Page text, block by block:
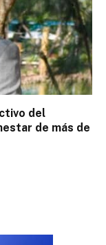
del
de más de